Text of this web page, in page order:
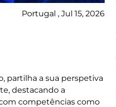
Portugal , Jul 15, 2026
partilha a sua perspetiva
destacando a
competências como